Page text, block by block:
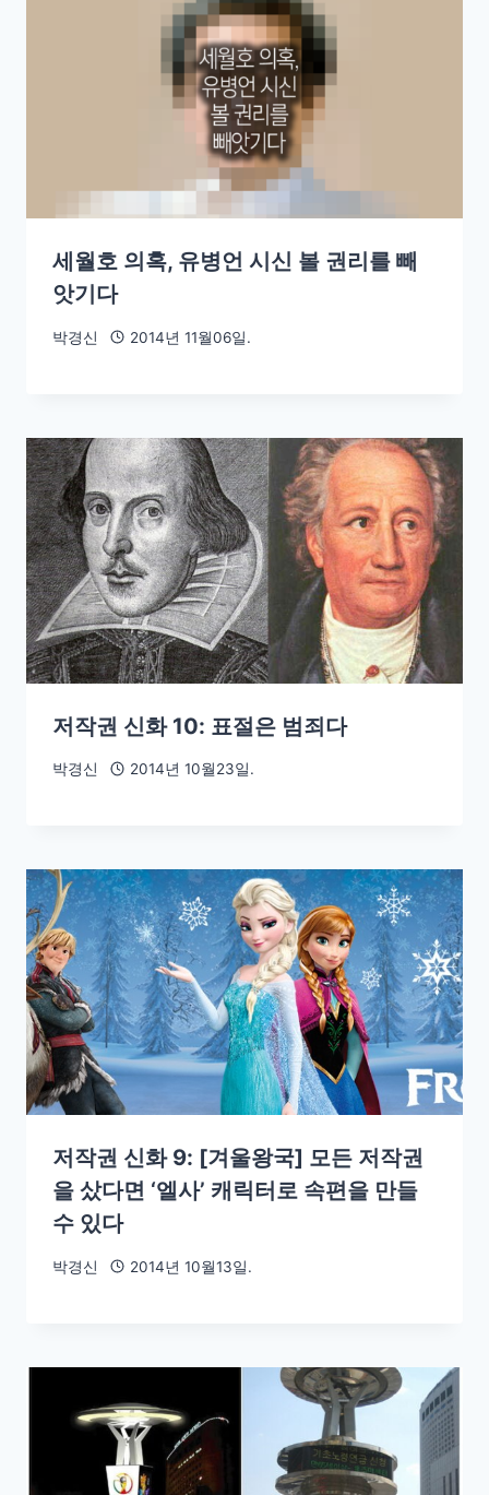
세월호 의혹, 유병언 시신 볼 권리를 빼
앗기다
박경신 2014년 11월06일.
저작권 신화 10: 표절은 범죄다
박경신 2014년 10월23일.
저작권 신화 9: [겨울왕국] 모든 저작권
을 샀다면 ‘엘사’ 캐릭터로 속편을 만들
수 있다
박경신 2014년 10월13일.